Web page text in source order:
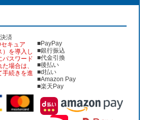
済
キュア
）を導入し
パスワード
場合は、
手続きを進
■PayPay
■銀行振込
■代金引換
■後払い
■d払い
■Amazon Pay
■楽天Pay